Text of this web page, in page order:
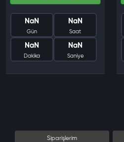
NaN
Gün
NaN
Saat
NaN
Dakika
NaN
Saniye
Siparişlerim